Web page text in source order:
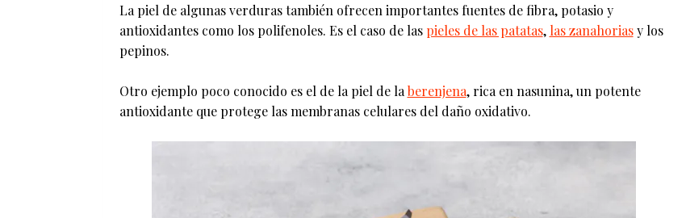
La piel de algunas verduras también ofrecen importantes fuentes de fibra, potasio y
antioxidantes como los polifenoles. Es el caso de las pieles de las patatas, las zanahoriasy los
pepinos.
Otro ejemplo poco conocido es el de la piel de la berenjena, rica en nasunina, un potente
antioxidante que protege las membranas celulares del daño oxidativo.